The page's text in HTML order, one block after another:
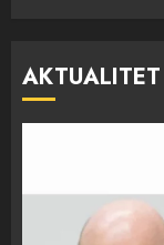
AKTUALITET